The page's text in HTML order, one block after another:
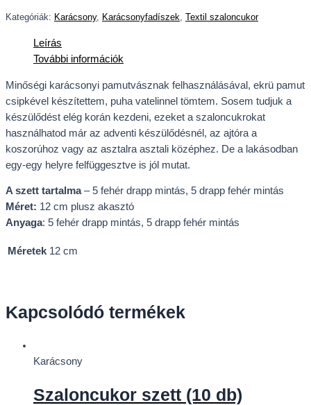
Kategóriák: Karácsony, Karácsonyfadíszek, Textil szaloncukor
Leírás
További információk
Minőségi karácsonyi pamutvásznak felhasználásával, ekrü pamut
csipkével készítettem, puha vatelinnel tömtem. Sosem tudjuk a
készülődést elég korán kezdeni, ezeket a szaloncukrokat
használhatod már az adventi készülődésnél, az ajtóra a
koszorúhoz vagy az asztalra asztali középhez. De a lakásodban
egy-egy helyre felfüggesztve is jól mutat.
A szett tartalma– 5 fehér drapp mintás, 5 drapp fehér mintás
Méret: 12 cm plusz akasztó
Anyaga: 5 fehér drapp mintás, 5 drapp fehér mintás
Méretek 12 cm
Kapcsolódó termékek
Karácsony
Szaloncukor szett (10 db)